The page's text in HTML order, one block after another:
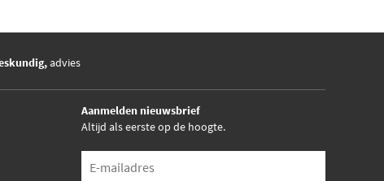
advies
Aanmelden nieuwsbrief
Altijd als eerste op de hoogte.